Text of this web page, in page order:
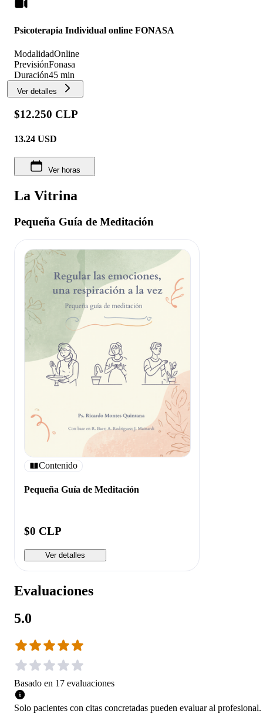
Psicoterapia Individual online FONASA
ModalidadOnline
PrevisiónFonasa
Duración45 min
Ver detalles
$12.250 CLP
13.24 USD
Ver horas
La Vitrina
Pequeña Guía de Meditación
Contenido
Pequeña Guía de Meditación
$0 CLP
Ver detalles
Evaluaciones
5.0
Basado en 17 evaluaciones
Solo pacientes con citas concretadas pueden evaluar al profesional.